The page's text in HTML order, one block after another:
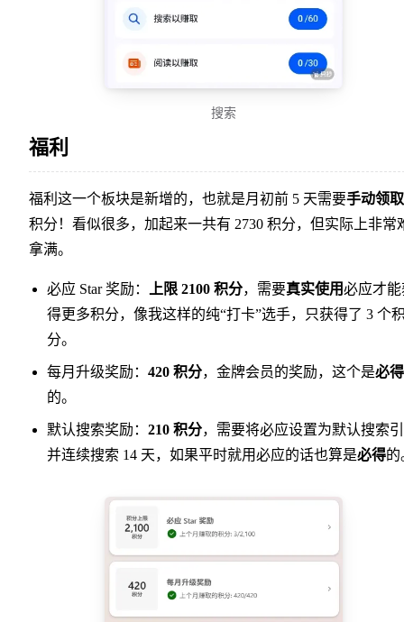
搜索
福利
福利这一个板块是新增的，也就是月初前 5 天需要手动领取
积分！看似很多，加起来一共有 2730 积分，但实际上非常
拿满。
必应 Star 奖励： 上限 2100 积分，需要真实使用必应才能
得更多积分，像我这样的纯“打卡”选手，只获得了 3 个
分。
每月升级奖励： 420 积分，金牌会员的奖励，这个是必得
的。
默认搜索奖励： 210 积分，需要将必应设置为默认搜索
并连续搜索 14 天，如果平时就用必应的话也算是必得的